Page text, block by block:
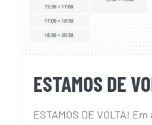
ESTAMOS DE
ESTAMOS DE VOLTA!